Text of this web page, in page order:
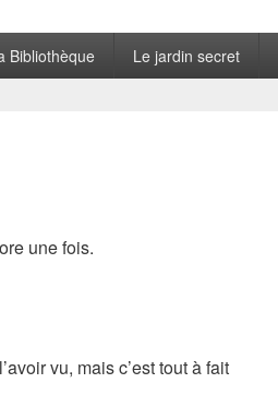
Bibliothèque Le jardin secret
une fois.
vu, mais c’est tout à fait